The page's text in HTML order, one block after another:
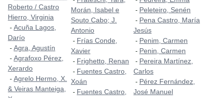
Roberto / Castro
Hierro, Virginia
- Acuña Lagos,
Darío
- Agra, Agustín
- Agrafoxo Pérez,
Xerardo
- Agrelo Hermo, X.
& Veiras Manteiga,
Morán, Isabel e
Souto Cabo; J.
Antonio
- Frías Conde,
Xavier
- Frighetto, Renan
- Fuentes Castro,
Xoán
- Fuentes Castro,
- Peleteiro, Senén
- Pena Castro, María
Jesús
- Penim, Carmen
- Penin, Carmen
- Pereira Martínez,
Carlos
- Pérez Fernández,
José Manuel